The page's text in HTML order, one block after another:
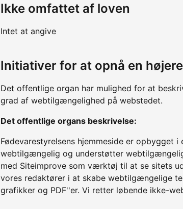
Ikke omfattet af loven
Intet at angive
Initiativer for at opnå en
Det offentlige organ har mulighed for at
grad af webtilgængelighed på webstedet.
Det offentlige organs beskrivelse:
Fødevarestyrelsens hjemmeside er opbygget
webtilgængelig og understøtter
med Siteimprove som værktøj til at se sitets
vores redaktører i at skabe webtilgængelige
grafikker og PDF''er. Vi retter løbende ikke-